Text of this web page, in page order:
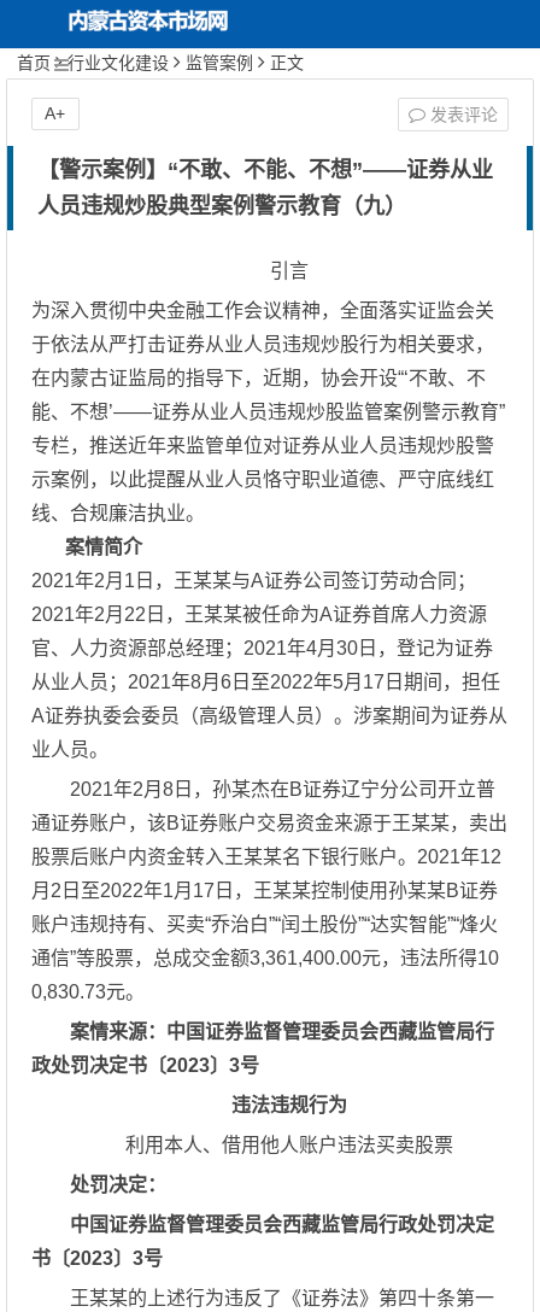
内蒙古资本市场网 关于协会
协会动态
期货服务实体经济
首页 行业文化建设 监管案例 正文
【警示案例】“不敢、不能、不想”——证券从业
人员违规炒股典型案例警示教育（九）
引言
为深入贯彻中央金融工作会议精神，全面落实证监会关
于依法从严打击证券从业人员违规炒股行为相关要求，
在内蒙古证监局的指导下，近期，协会开设“‘不敢、不
能、不想’——证券从业人员违规炒股监管案例警示教育”
专栏，推送近年来监管单位对证券从业人员违规炒股警
示案例，以此提醒从业人员恪守职业道德、严守底线红
线、合规廉洁执业。
案情简介
2021年2月1日，王某某与A证券公司签订劳动合同；
2021年2月22日，王某某被任命为A证券首席人力资源
官、人力资源部总经理；2021年4月30日，登记为证券
从业人员；2021年8月6日至2022年5月17日期间，担任
A证券执委会委员（高级管理人员）。涉案期间为证券从
业人员。
2021年2月8日，孙某杰在B证券辽宁分公司开立普
通证券账户，该B证券账户交易资金来源于王某某，卖出
股票后账户内资金转入王某某名下银行账户。2021年12
月2日至2022年1月17日，王某某控制使用孙某某B证券
账户违规持有、买卖“乔治白”“闰土股份”“达实智能”“烽火
通信”等股票，总成交金额3,361,400.00元，违法所得10
0,830.73元。
案情来源： 中国证券监督管理委员会西藏监管局行
政处罚决定书〔2023〕3号
违法违规行为
利用本人、借用他人账户违法买卖股票
处罚决定：
中国证券监督管理委员会西藏监管局行政处罚决定
书〔2023〕3号
王某某的上述行为违反了《证券法》第四十条第一
发表评论
A+